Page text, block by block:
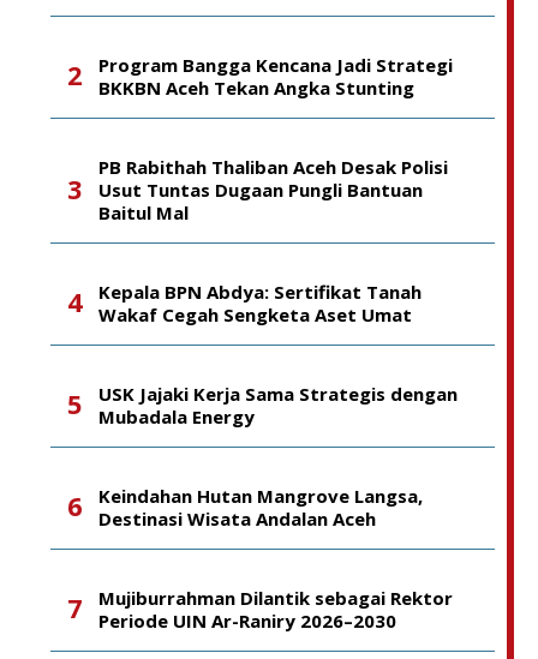
Program Bangga Kencana Jadi Strategi
BKKBN Aceh Tekan Angka Stunting
PB Rabithah Thaliban Aceh Desak Polisi
Usut Tuntas Dugaan Pungli Bantuan
Baitul Mal
Kepala BPN Abdya: Sertifikat Tanah
Wakaf Cegah Sengketa Aset Umat
USK Jajaki Kerja Sama Strategis dengan
Mubadala Energy
Keindahan Hutan Mangrove Langsa,
Destinasi Wisata Andalan Aceh
Mujiburrahman Dilantik sebagai Rektor
Periode UIN Ar-Raniry 2026–2030